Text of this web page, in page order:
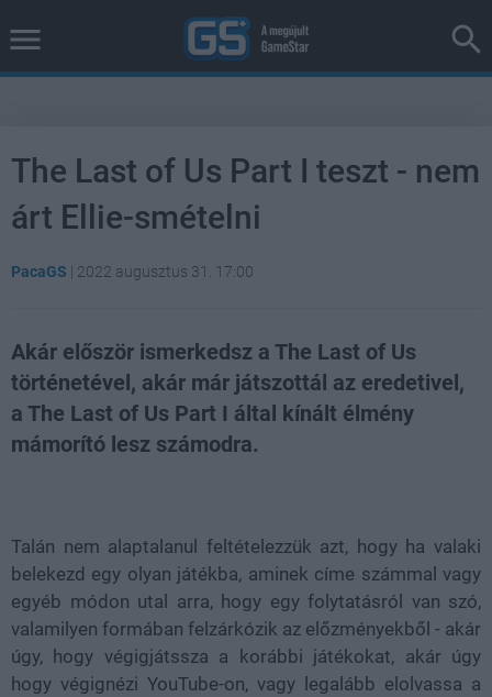
The Last of Us Part I teszt - nem
árt Ellie-smételni
PacaGS | 2022 augusztus 31. 17:00
Akár először ismerkedsz a The Last of Us
történetével, akár már játszottál az eredetivel,
a The Last of Us Part I által kínált élmény
mámorító lesz számodra.
Talán nem alaptalanul feltételezzük azt, hogy ha valaki
belekezd egy olyan játékba, aminek címe számmal vagy
egyéb módon utal arra, hogy egy folytatásról van szó,
valamilyen formában felzárkózik az előzményekből - akár
úgy, hogy végigjátssza a korábbi játékokat, akár úgy
hogy végignézi YouTube-on, vagy legalább elolvassa a